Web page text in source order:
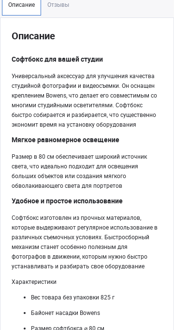
Описание Отзывы
Описание
Софтбокс для вашей студии
Универсальный аксессуар для улучшения качества
студийной фотографии и видеосъемки. Он оснащен
креплением Bowens, что делает его совместимым со
многими студийными осветителями. Софтбокс
быстро собирается и разбирается, что существенно
экономит время на установку оборудования
Мягкое равномерное освещение
Размер в 80 см обеспечивает широкий источник
света, что идеально подходит для освещения
больших объектов или создания мягкого
обволакивающего света для портретов
Удобное и простое использование
Софтбокс изготовлен из прочных материалов,
которые выдерживают регулярное использование в
различных съемочных условиях. Быстросборный
механизм станет особенно полезным для
фотографов в движении, которым нужно быстро
устанавливать и разбирать свое оборудование
Характеристики
Вес товара без упаковки 825 г
Байонет насадки Bowens
Размер софтбокса ⌀ 80 см